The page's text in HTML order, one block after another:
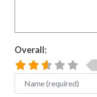
Overall:
Name